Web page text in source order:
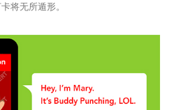
将无所遁形。